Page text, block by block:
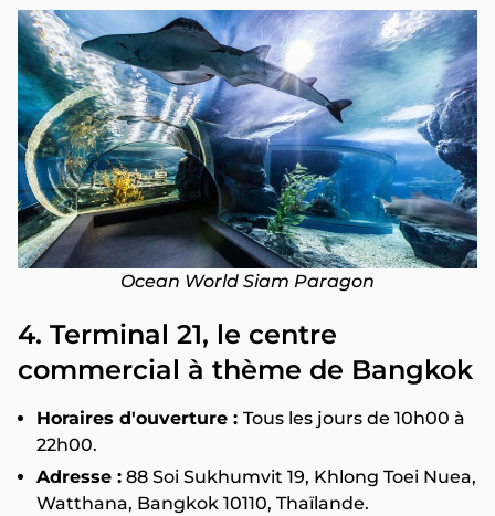
Ocean World Siam Paragon
4. Terminal 21, le centre
commercial à thème de Bangkok
Horaires d'ouverture : Tous les jours de 10h00 à
22h00.
Adresse : 88 Soi Sukhumvit 19, Khlong Toei Nuea,
Watthana, Bangkok 10110, Thaïlande.